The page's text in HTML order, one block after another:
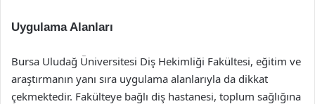
Uygulama Alanları
Bursa Uludağ Üniversitesi Diş Hekimliği Fakültesi, eğitim ve
araştırmanın yanı sıra uygulama alanlarıyla da dikkat
çekmektedir. Fakülteye bağlı diş hastanesi, toplum sağlığına